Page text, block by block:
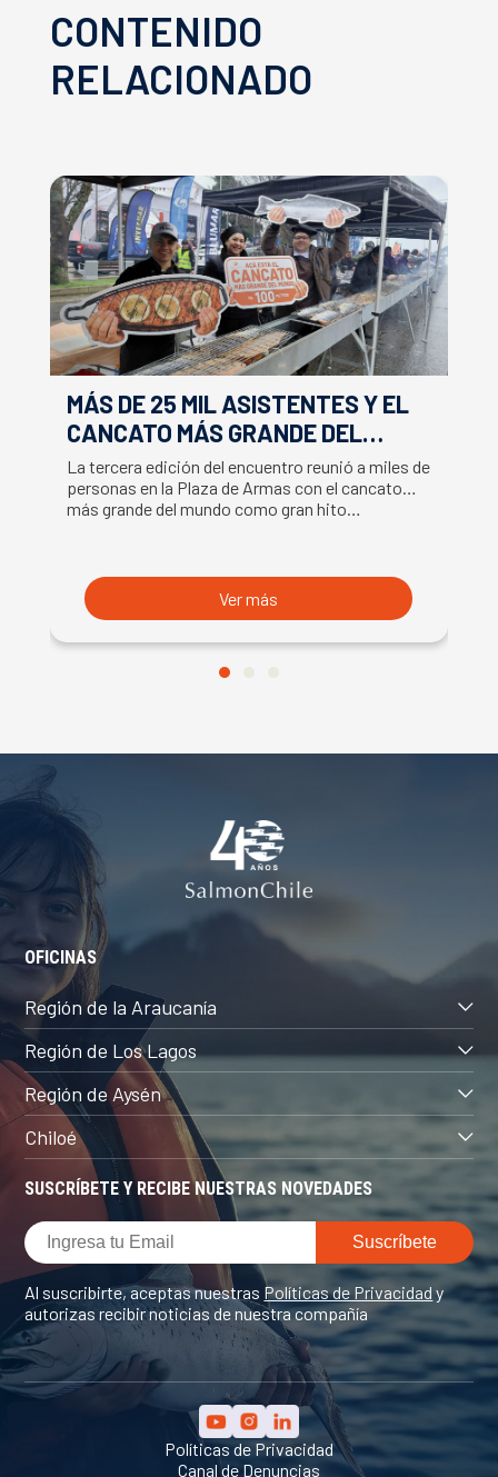
CONTENIDO
RELACIONADO
MÁS DE 25 MIL ASISTENTES Y EL
CANCATO MÁS GRANDE DEL
MUNDO MARCAN EXITOSO CIERRE
DE LA SEMANA DEL SALMÓN
La tercera edición del encuentro reunió a miles de
personas en la Plaza de Armas con el cancato
más grande del mundo como gran hito…
Ver más
SUSCRÍBETE Y RECIBE NUESTRAS NOVEDADES
Al suscribirte, aceptas nuestras Políticas de Privacidady
autorizas recibir noticias de nuestra compañía
OFICINAS
Región de la Araucanía
Región de Los Lagos
Región de Aysén
Chiloé
Políticas de Privacidad
Canal de Denuncias